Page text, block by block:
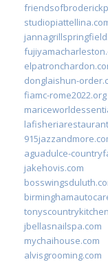
donglaishun-
fiamc-rome2022.org
aguadulce-
jakehovis.com
jbellasnailspa.com
mychaihouse.com
alvisgrooming.com